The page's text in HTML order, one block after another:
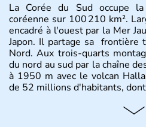
La Corée du Sud occupe
coréenne sur 100 210 km².
encadré à l'ouest par la Mer
Japon. Il partage sa frontière
Nord. Aux trois-quarts
du nord au sud par la chaîne
à 1950 m avec le volcan
de 52 millions d'habitants,
Histoire et